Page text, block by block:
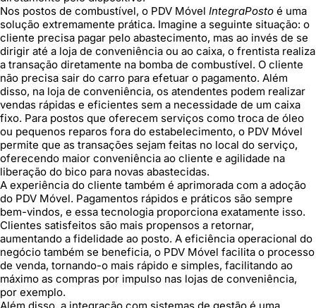
Nos postos de combustível, o PDV Móvel IntegraPosto é uma
solução extremamente prática. Imagine a seguinte situação: o
cliente precisa pagar pelo abastecimento, mas ao invés de se
dirigir até a loja de conveniência ou ao caixa, o frentista realiza
a transação diretamente na bomba de combustível. O cliente
não precisa sair do carro para efetuar o pagamento. Além
disso, na loja de conveniência, os atendentes podem realizar
vendas rápidas e eficientes sem a necessidade de um caixa
fixo. Para postos que oferecem serviços como troca de óleo
ou pequenos reparos fora do estabelecimento, o PDV Móvel
permite que as transações sejam feitas no local do serviço,
oferecendo maior conveniência ao cliente e agilidade na
liberação do bico para novas abastecidas.
A experiência do cliente também é aprimorada com a adoção
do PDV Móvel. Pagamentos rápidos e práticos são sempre
bem-vindos, e essa tecnologia proporciona exatamente isso.
Clientes satisfeitos são mais propensos a retornar,
aumentando a fidelidade ao posto. A eficiência operacional do
negócio também se beneficia, o PDV Móvel facilita o processo
de venda, tornando-o mais rápido e simples, facilitando ao
máximo as compras por impulso nas lojas de conveniência,
por exemplo.